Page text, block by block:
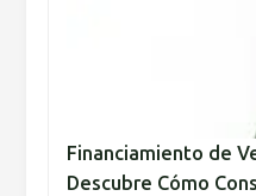
Financiamiento de
Descubre Cómo